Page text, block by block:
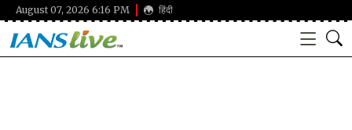
August 07, 2026 6:16 PM हिंदी